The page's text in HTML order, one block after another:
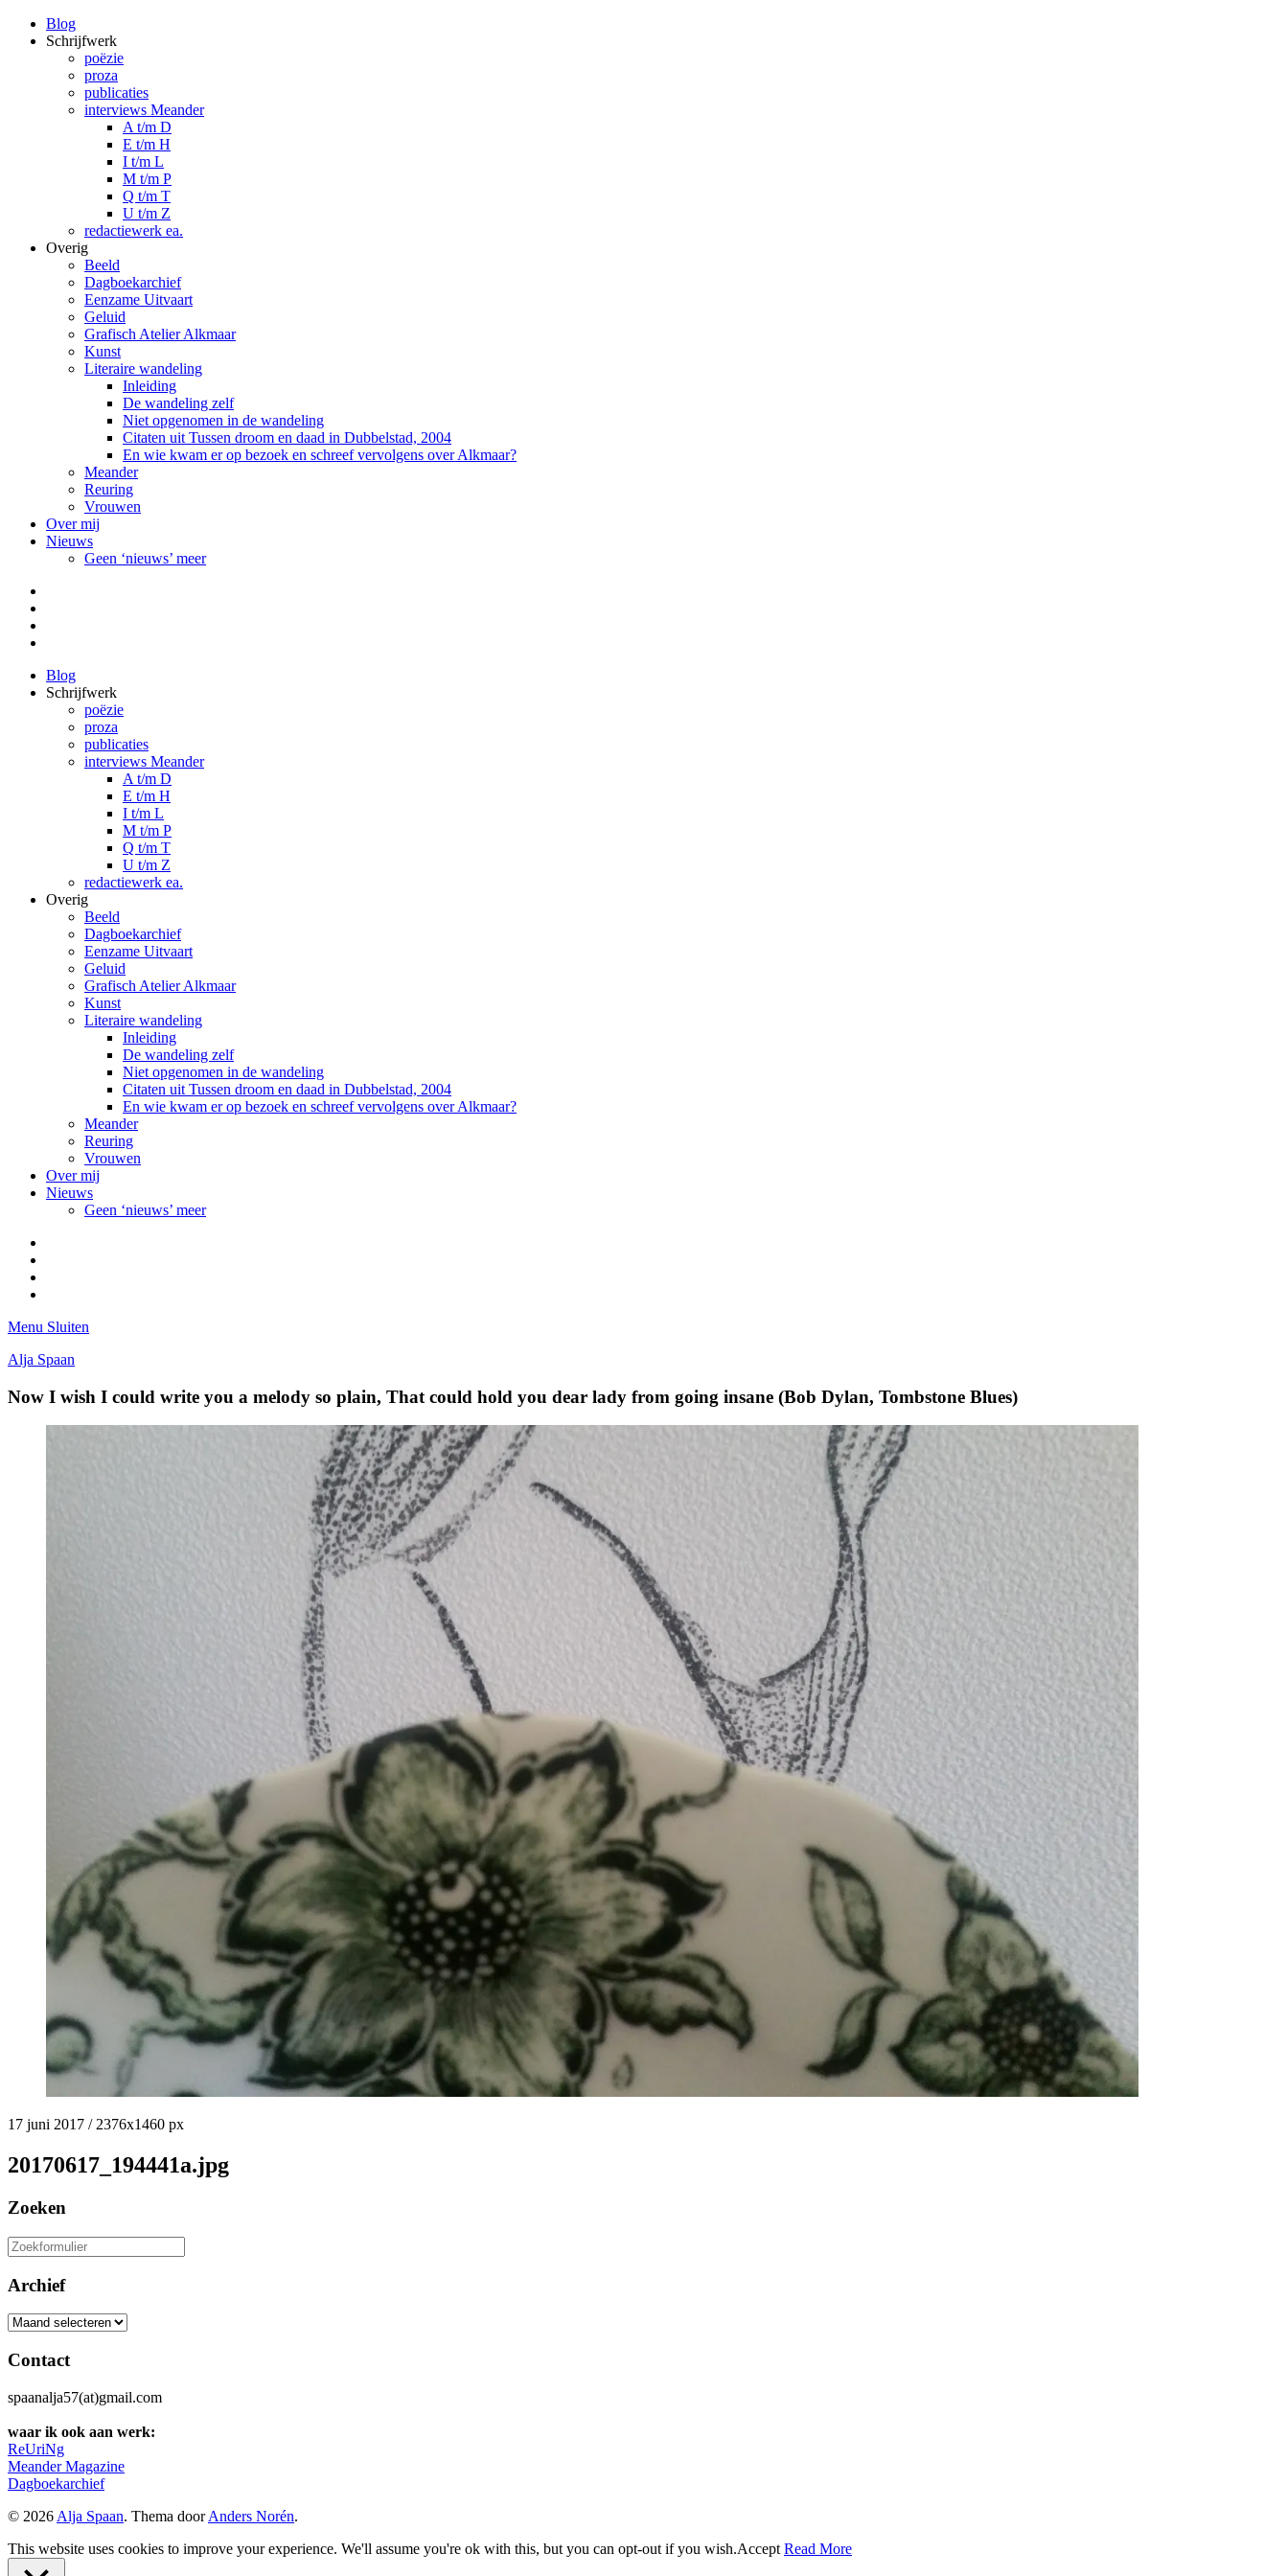
Blog
Schrijfwerk
poëzie
proza
publicaties
interviews Meander
A t/m D
E t/m H
I t/m L
M t/m P
Q t/m T
U t/m Z
redactiewerk ea.
Overig
Beeld
Dagboekarchief
Eenzame Uitvaart
Geluid
Grafisch Atelier Alkmaar
Kunst
Literaire wandeling
Inleiding
De wandeling zelf
Niet opgenomen in de wandeling
Citaten uit Tussen droom en daad in Dubbelstad, 2004
En wie kwam er op bezoek en schreef vervolgens over Alkmaar?
Meander
Reuring
Vrouwen
Over mij
Nieuws
Geen ‘nieuws’ meer
Blog
Schrijfwerk
poëzie
proza
publicaties
interviews Meander
A t/m D
E t/m H
I t/m L
M t/m P
Q t/m T
U t/m Z
redactiewerk ea.
Overig
Beeld
Dagboekarchief
Eenzame Uitvaart
Geluid
Grafisch Atelier Alkmaar
Kunst
Literaire wandeling
Inleiding
De wandeling zelf
Niet opgenomen in de wandeling
Citaten uit Tussen droom en daad in Dubbelstad, 2004
En wie kwam er op bezoek en schreef vervolgens over Alkmaar?
Meander
Reuring
Vrouwen
Over mij
Nieuws
Geen ‘nieuws’ meer
Menu Sluiten
Alja Spaan
Now I wish I could write you a melody so plain, That could hold you dear lady from going insane (Bob Dylan, Tombstone Blues)
17 juni 2017 /2376x1460 px
20170617_194441a.jpg
Zoeken
Zoeken
naar:
Archief
Archief
Contact
spaanalja57(at)gmail.com
waar ik ook aan werk:
ReUriNg
Meander Magazine
Dagboekarchief
© 2026 Alja Spaan. Thema doorAnders Norén.
This website uses cookies to improve your experience. We'll assume you're ok with this, but you can opt-out if you wish.Accept Read More